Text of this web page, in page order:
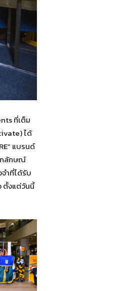
ที่เต็ม
ได้
แบรนด์
กลักษณ์
ำที่ได้รับ
ตั้งแต่วันนี้